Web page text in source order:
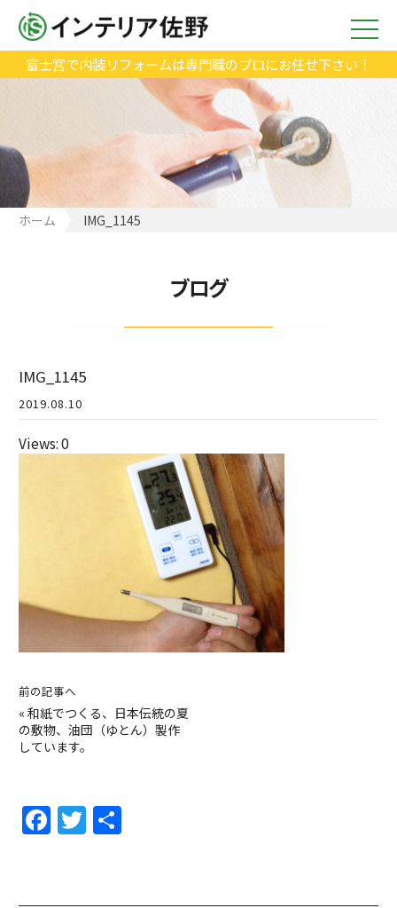
富士宮で内装リフォームは専門職のプロにお任せ下さい！
ホーム IMG_1145
ブログ
IMG_1145
2019.08.10
Views: 0
前の記事へ
« 和紙でつくる、日本伝統の夏
の敷物、油団（ゆとん）製作
しています。
F
a
T
w